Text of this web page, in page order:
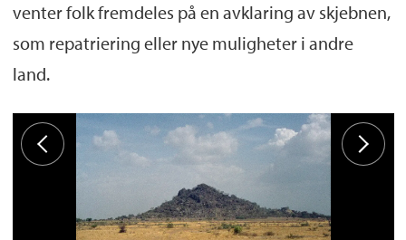
venter folk fremdeles på en avklaring av skjebnen,
som repatriering eller nye muligheter i andre
land.